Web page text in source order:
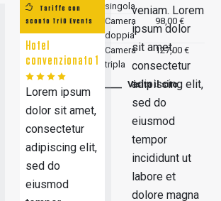
singola
Camera
doppia
98,00 €
Camera
tripla
127,00 €
Visita il sito
veniam. Lorem
sit amet,
consectetur
adipiscing elit,
sed do
tempor
incididunt ut
labore et
veniam. Lorem
ipsum dolor
sit amet,
consectetur
adipiscing elit,
sed do
eiusmod
tempor
incididunt ut
labore et
dolore magna
Tariffe con
sconto TriO Events
Hotel
convenzionato 1
Lorem ipsum
dolor sit amet,
consectetur
adipiscing elit,
sed do
eiusmod